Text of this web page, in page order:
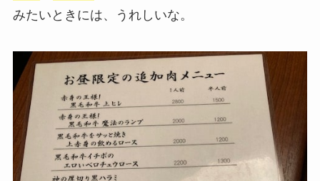
みたいときには、うれしいな。